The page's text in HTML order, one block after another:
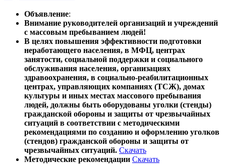
Объявление:
Внимание руководителей организаций и учреждений
с массовым пребыванием людей!
В целях повышения эффективности подготовки
неработающего населения, в МФЦ, центрах
занятости, социальной поддержки и социального
обслуживания населения, организациях
здравоохранения, в социально-реабилитационных
центрах, управляющих компаниях (ТСЖ), домах
культуры и иных местах массового пребывания
людей, должны быть оборудованы уголки (стенды)
гражданской обороны и защиты от чрезвычайных
ситуаций в соответствии с методическими
рекомендациями по созданию и оформлению уголков
(стендов) гражданской обороны и защиты от
чрезвычайных ситуаций. Скачать
Методические рекомендации Скачать